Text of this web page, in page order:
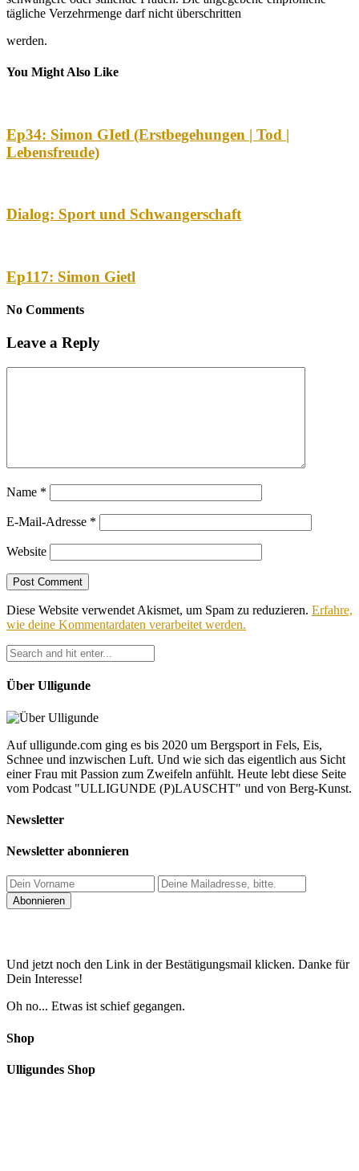
tägliche Verzehrmenge darf nicht überschritten
werden.
You Might Also Like
Ep34: Simon GIetl (Erstbegehungen | Tod |
Lebensfreude)
Dialog: Sport und Schwangerschaft
Ep117: Simon Gietl
No Comments
Leave a Reply
Name *
E-Mail-Adresse *
Website
Diese Website verwendet Akismet, um Spam zu reduzieren. Erfahre,
wie deine Kommentardaten verarbeitet werden.
Über Ulligunde
Auf ulligunde.com ging es bis 2020 um Bergsport in Fels, Eis,
Schnee und inzwischen Luft. Und wie sich das eigentlich aus Sicht
einer Frau mit Passion zum Zweifeln anfühlt. Heute lebt diese Seite
vom Podcast "ULLIGUNDE (P)LAUSCHT" und von Berg-Kunst.
Newsletter
Newsletter abonnieren
Und jetzt noch den Link in der Bestätigungsmail klicken. Danke für
Dein Interesse!
Oh no... Etwas ist schief gegangen.
Shop
Ulligundes Shop